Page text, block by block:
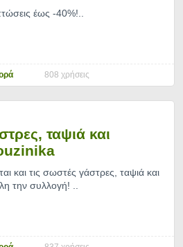
έως -40%!
808 χρήσεις
ταψιά και
και τις σωστές γάστρες, ταψιά και
την συλλογή!